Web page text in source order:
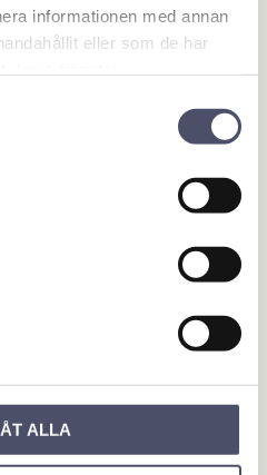
informationen med annan
eller som de har
ALLA